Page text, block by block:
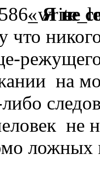
«Я не
что
на
не
ложных